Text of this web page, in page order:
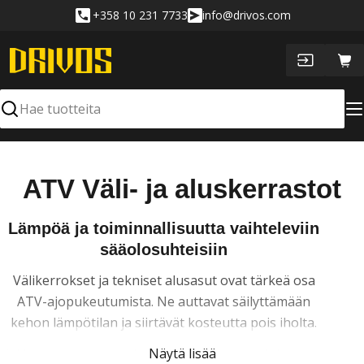
+358 10 231 7733 info@drivos.com
Hae
K
o
o
e
ATV Väli- ja aluskerrastot
Lämpöä ja toiminnallisuutta vaihteleviin
sääolosuhteisiin
Välikerrokset ja tekniset alusasut ovat tärkeä osa
ATV-ajopukeutumista. Ne auttavat säilyttämään
kehon lämpötilan ja siirtävät kosteutta pois iholta.
Valikoimassamme on hengittäviä ja nopeasti kuivuvia
Näytä lisää